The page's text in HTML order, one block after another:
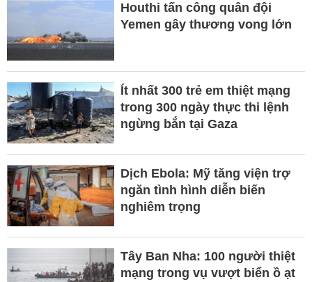
Houthi tấn công quân đội
Yemen gây thương vong lớn
Ít nhất 300 trẻ em thiệt mạng
trong 300 ngày thực thi lệnh
ngừng bắn tại Gaza
Dịch Ebola: Mỹ tăng viện trợ
ngăn tình hình diễn biến
nghiêm trọng
Tây Ban Nha: 100 người thiệt
mạng trong vụ vượt biển ồ ạt